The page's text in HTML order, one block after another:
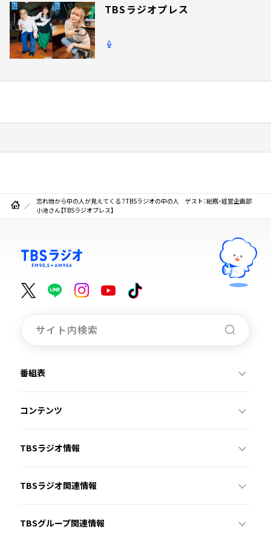
TBSラジオプレス
忘れ物から中の人が見えてくる？TBSラジオの中の人 ゲスト：総務・経営企画部
小池さん【TBSラジオプレス】
番組表
コンテンツ
TBSラジオ情報
TBSラジオ関連情報
TBSグループ関連情報